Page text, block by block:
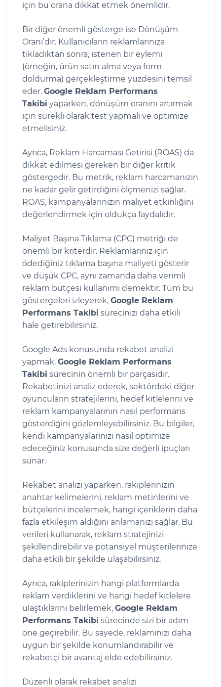
için bu orana dikkat etmek önemlidir.
Bir diğer önemli gösterge ise Dönüşüm
Oranı’dır. Kullanıcıların reklamlarınıza
tıkladıktan sonra, istenen bir eylemi
(örneğin, ürün satın alma veya form
doldurma) gerçekleştirme yüzdesini temsil
eder. Google Reklam Performans
Takibi yaparken, dönüşüm oranını artırmak
için sürekli olarak test yapmalı ve optimize
etmelisiniz.
Ayrıca, Reklam Harcaması Getirisi (ROAS) da
dikkat edilmesi gereken bir diğer kritik
göstergedir. Bu metrik, reklam harcamanızın
ne kadar gelir getirdiğini ölçmenizi sağlar.
ROAS, kampanyalarınızın maliyet etkinliğini
değerlendirmek için oldukça faydalıdır.
Maliyet Başına Tıklama (CPC) metriği de
önemli bir kriterdir. Reklamlarınız için
ödediğiniz tıklama başına maliyeti gösterir
ve düşük CPC, aynı zamanda daha verimli
reklam bütçesi kullanımı demektir. Tüm bu
göstergeleri izleyerek, Google Reklam
Performans Takibi sürecinizi daha etkili
hale getirebilirsiniz.
Google Ads konusunda rekabet analizi
yapmak, Google Reklam Performans
Takibi sürecinin önemli bir parçasıdır.
Rekabetinizi analiz ederek, sektördeki diğer
oyuncuların stratejilerini, hedef kitlelerini ve
reklam kampanyalarının nasıl performans
gösterdiğini gözlemleyebilirsiniz. Bu bilgiler,
kendi kampanyalarınızı nasıl optimize
edeceğiniz konusunda size değerli ipuçları
sunar.
Rekabet analizi yaparken, rakiplerinizin
anahtar kelimelerini, reklam metinlerini ve
bütçelerini incelemek, hangi içeriklerin daha
fazla etkileşim aldığını anlamanızı sağlar. Bu
verileri kullanarak, reklam stratejinizi
şekillendirebilir ve potansiyel müşterilerinize
daha etkili bir şekilde ulaşabilirsiniz.
Ayrıca, rakiplerinizin hangi platformlarda
reklam verdiklerini ve hangi hedef kitlelere
ulaştıklarını belirlemek, Google Reklam
Performans Takibi sürecinde sizi bir adım
öne geçirebilir. Bu sayede, reklamınızı daha
uygun bir şekilde konumlandırabilir ve
rekabetçi bir avantaj elde edebilirsiniz.
Düzenli olarak rekabet analizi